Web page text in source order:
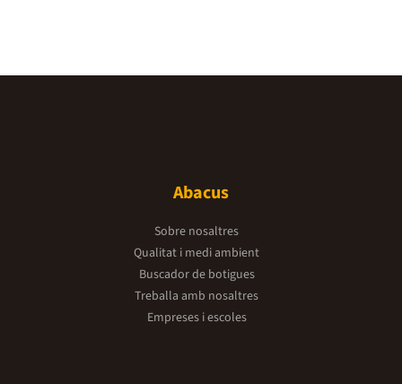
Abacus
Sobre nosaltres
Qualitat i medi ambient
Buscador de botigues
Treballa amb nosaltres
Empreses i escoles